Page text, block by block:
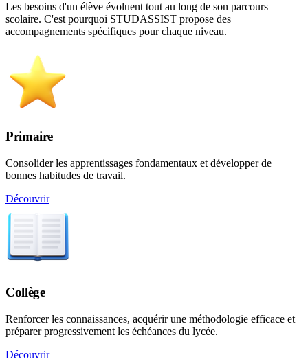
Les besoins d'un élève évoluent tout au long de son parcours
scolaire. C'est pourquoi STUDASSIST propose des
accompagnements spécifiques pour chaque niveau.
Primaire
Consolider les apprentissages fondamentaux et développer de
bonnes habitudes de travail.
Découvrir
Collège
Renforcer les connaissances, acquérir une méthodologie efficace et
préparer progressivement les échéances du lycée.
Découvrir